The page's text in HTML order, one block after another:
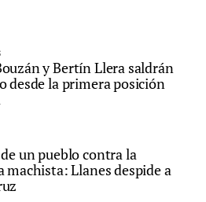
y Bertín Llera saldrán
desde la primera posición
un pueblo contra la
machista: Llanes despide a